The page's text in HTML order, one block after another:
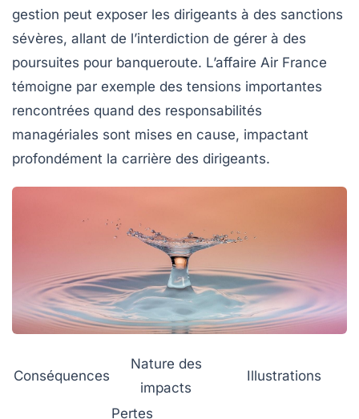
gestion peut exposer les dirigeants à des sanctions
sévères, allant de l’interdiction de gérer à des
poursuites pour banqueroute. L’affaire Air France
témoigne par exemple des tensions importantes
rencontrées quand des responsabilités
managériales sont mises en cause, impactant
profondément la carrière des dirigeants.
Conséquences
Nature des
impacts
Illustrations
Pertes